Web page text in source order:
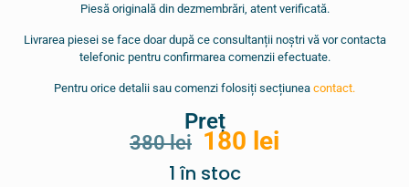
Piesă originală din dezmembrări, atent verificată.
Livrarea piesei se face doar după ce consultanții noștri vă vor contacta
telefonic pentru confirmarea comenzii efectuate.
Pentru orice detalii sau comenzi folosiți secțiunea contact.
Preț
380lei 180 lei
1 în stoc